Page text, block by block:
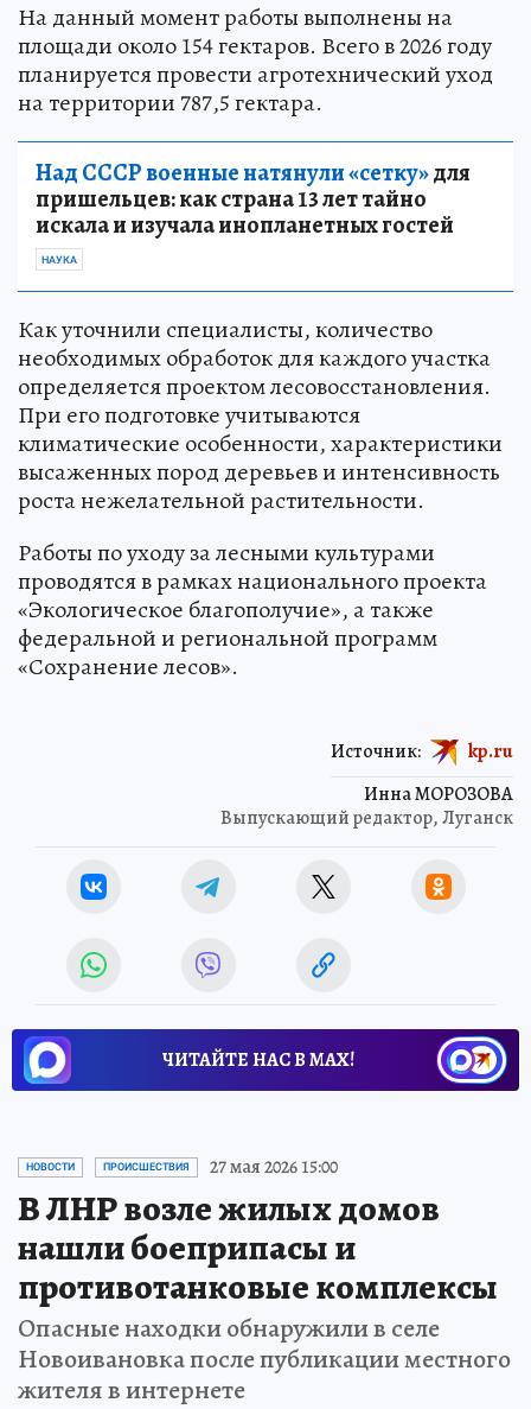
На данный момент работы выполнены на
площади около 154 гектаров. Всего в 2026 году
планируется провести агротехнический уход
на территории 787,5 гектара.
Над СССР военные натянули «сетку»для
пришельцев: как страна 13 лет тайно
искала и изучала инопланетных гостей
НАУКА
Как уточнили специалисты, количество
необходимых обработок для каждого участка
определяется проектом лесовосстановления.
При его подготовке учитываются
климатические особенности, характеристики
высаженных пород деревьев и интенсивность
роста нежелательной растительности.
Работы по уходу за лесными культурами
проводятся в рамках национального проекта
«Экологическое благополучие», а также
федеральной и региональной программ
«Сохранение лесов».
Инна МОРОЗОВА
Выпускающий редактор, Луганск
Источник: kp.ru
ЧИТАЙТЕ НАС В МАХ!
НОВОСТИ ПРОИСШЕСТВИЯ 27 мая 2026 15:00
В ЛНР возле жилых домов
нашли боеприпасы и
противотанковые комплексы
Опасные находки обнаружили в селе
Новоивановка после публикации местного
жителя в интернете